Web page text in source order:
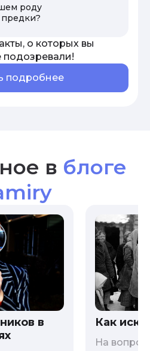
роду
о которых вы
подробнее
в блоге
в
Как
На вопрос